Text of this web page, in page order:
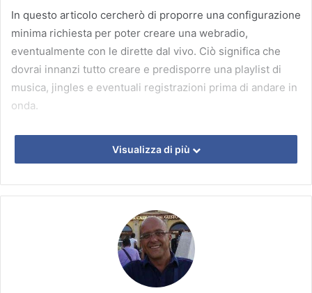
In questo articolo cercherò di proporre una configurazione
minima richiesta per poter creare una webradio,
eventualmente con le dirette dal vivo. Ciò significa che
dovrai innanzi tutto creare e predisporre una playlist di
musica, jingles e eventuali registrazioni prima di andare in
onda.
Per iniziare, hai bisogno di un computer e del software. Ma
una volta che sei pronto e con gli strumenti adeguati, puoi
prendere il controllo di un programma dal vivo,
direttamente dal tuo studio di casa. Ciò richiederà alcuni
strumenti di equipaggiamento extra che scoprirai man
mano che leggi questo articolo.
Resta ovvio e fondamentale la presenza di un server di
Visualizza di più